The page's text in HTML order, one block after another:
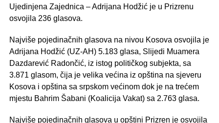
Ujedinjena Zajednica – Adrijana Hodžić je u Prizrenu
osvojila 236 glasova.
Najviše pojedinačnih glasova na nivou Kosova osvojila je
Adrijana Hodžić (UZ-AH) 5.183 glasa, Slijedi Muamera
Dazdarević Radončić, iz istog političkog subjekta, sa
3.871 glasom, čija je velika većina iz opština na sjeveru
Kosova i opština sa srpskom većinom dok je na trećem
mjestu Bahrim Šabani (Koalicija Vakat) sa 2.763 glasa.
Najviše pojedinačnih glasova u opštini Prizren je osvojila